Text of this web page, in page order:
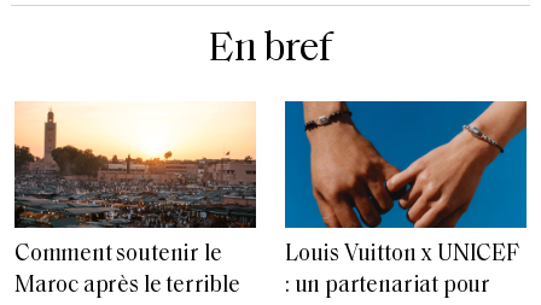
En bref
Comment soutenir le
Maroc après le terrible
Louis Vuitton x UNICEF
: un partenariat pour